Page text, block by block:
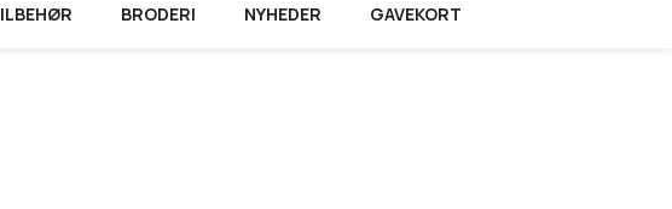
BRODERI NYHEDER GAVEKORT